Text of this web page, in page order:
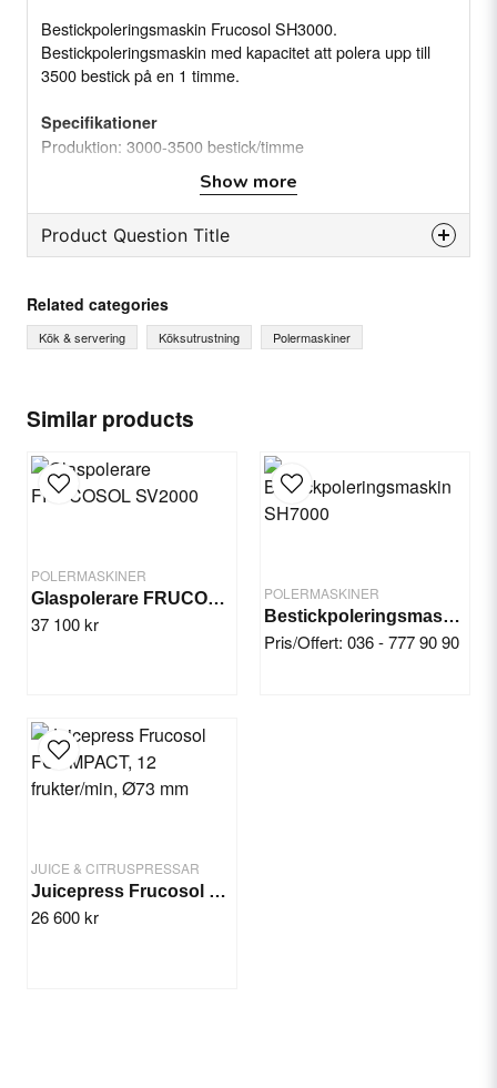
Similar products
POLERMASKINER
Glaspolerare FRUCOSOL SV2000
37 100 kr
POLERMASKINER
Bestickpoleringsmaskin SH7000
Pris/Offert: 036 - 777 90 90
JUICE & CITRUSPRESSAR
Juicepress Frucosol FCOMPACT, 12 frukter/min, Ø73 mm
26 600 kr
Bestickpoleringsmaskin Frucosol SH3000.
Bestickpoleringsmaskin med kapacitet att polera upp till
3500 bestick på en 1 timme.
Specifikationer
Produktion: 3000-3500 bestick/timme
Motorfläkt: Inbyggd i utgången
Watt: 750 W
Spänning: 230-110V / 50-60 Hz 1-fas
Nettovikt: 48 kg
med fällbara armar)
Show more
Product Question Title
Ask us something about this product...
Name
email
Email
Yes, you can publish my question.
Related categories
Kök & servering Köksutrustning Polermaskiner